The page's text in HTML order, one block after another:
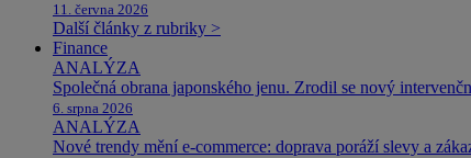
11. června 2026
Další články z rubriky >
Finance
ANALÝZA
Společná obrana japonského jenu. Zrodil se nový
6. srpna 2026
ANALÝZA
Nové trendy mění e-commerce: doprava poráží slevy a